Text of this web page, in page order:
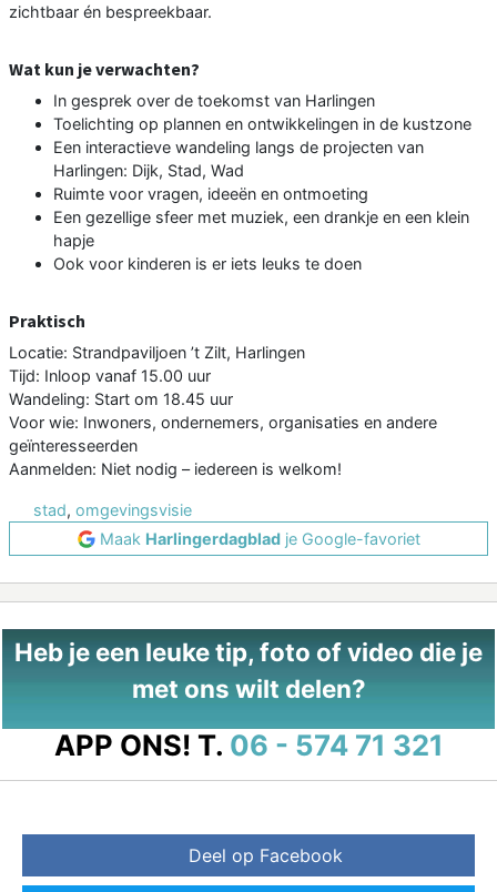
zichtbaar én bespreekbaar.
Wat kun je verwachten?
In gesprek over de toekomst van Harlingen
Toelichting op plannen en ontwikkelingen in de kustzone
Een interactieve wandeling langs de projecten van
Harlingen: Dijk, Stad, Wad
Ruimte voor vragen, ideeën en ontmoeting
Een gezellige sfeer met muziek, een drankje en een klein
hapje
Ook voor kinderen is er iets leuks te doen
Praktisch
Locatie: Strandpaviljoen ’t Zilt, Harlingen
Tijd: Inloop vanaf 15.00 uur
Wandeling: Start om 18.45 uur
Voor wie: Inwoners, ondernemers, organisaties en andere
geïnteresseerden
Aanmelden: Niet nodig – iedereen is welkom!
stad, omgevingsvisie
Maak Harlingerdagbladje Google-favoriet
Heb je een leuke tip, foto of video die je
met ons wilt delen?
APP ONS! T. 06 - 574 71 321
Deel op Facebook